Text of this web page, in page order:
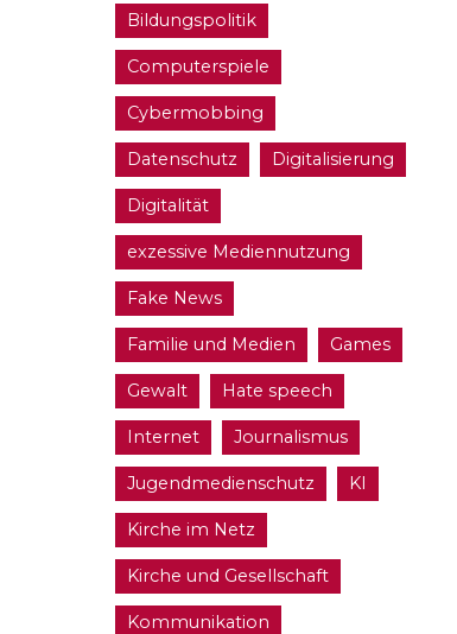
Bildungspolitik
Computerspiele
Cybermobbing
Datenschutz Digitalisierung
Digitalität
exzessive Mediennutzung
Fake News
Familie und Medien Games
Gewalt Hate speech
Internet Journalismus
Jugendmedienschutz KI
Kirche im Netz
Kirche und Gesellschaft
Kommunikation